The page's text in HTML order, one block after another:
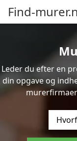
Find-
Leder du efter en
din opgave og